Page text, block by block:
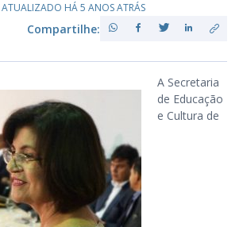
ATUALIZADO HÁ 5 ANOS ATRÁS
Compartilhe:
A Secretaria
de Educação
e Cultura de